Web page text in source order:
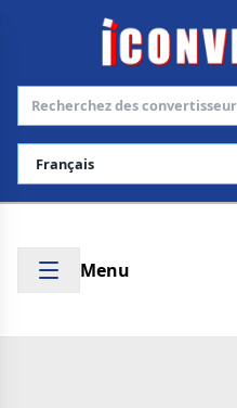
Choisir la langue
Menu